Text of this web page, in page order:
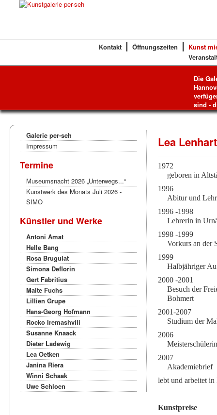
Kontakt Öffnungszeiten
Kunst
Die
sind -
Galerie per-seh
Impressum
Termine
Museumsnacht 2026 „Unterwegs...“
Kunstwerk des Monats Juli 2026 -
SIMO
Künstler und Werke
Antoni Amat
Helle Bang
Rosa Brugulat
Simona Deflorin
Gert Fabritius
Malte Fuchs
Lillien Grupe
Hans-Georg Hofmann
Rocko Iremashvili
Susanne Knaack
Dieter Ladewig
Lea Oetken
Janina Riera
Winni Schaak
Uwe Schloen
Lea Lenhart
1972
geboren in
1996
Abitur und
1996 -1998
Lehrerin in
1998 -1999
Vorkurs an der
1999
Halbjähriger
2000 -2001
Besuch der
Bohmert
2001-2007
Studium der
2006
2007
Akademiebrief
lebt und arbeitet
Kunstpreise